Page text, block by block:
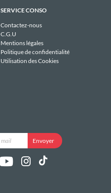
SERVICE CONSO
Contactez-nous
C.G.U
Mentions légales
Politique de confidentialité
Utilisation des Cookies